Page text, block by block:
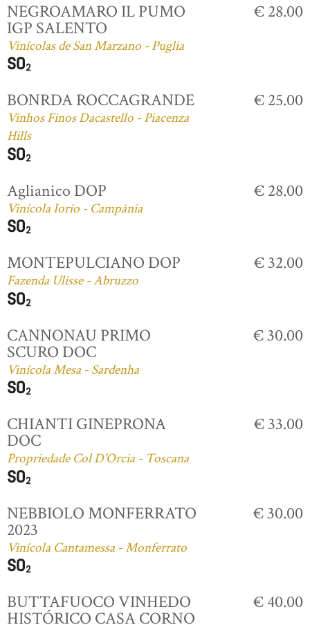
NEGROAMARO IL PUMO
IGP SALENTO
Vinícolas de San Marzano - Puglia
€ 28.00
BONRDA ROCCAGRANDE
Vinhos Finos Dacastello - Piacenza
Hills
€ 25.00
Aglianico DOP
Vinícola Iorio - Campânia
€ 28.00
MONTEPULCIANO DOP
Fazenda Ulisse - Abruzzo
€ 32.00
CANNONAU PRIMO
SCURO DOC
Vinícola Mesa - Sardenha
€ 30.00
CHIANTI GINEPRONA
DOC
Propriedade Col D'Orcia - Toscana
€ 33.00
NEBBIOLO MONFERRATO
2023
Vinícola Cantamessa - Monferrato
€ 30.00
BUTTAFUOCO VINHEDO
HISTÓRICO CASA CORNO
€ 40.00